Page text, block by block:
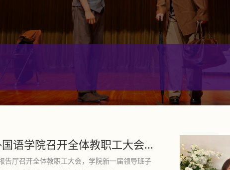
语学院召开全体教职工大会...
告厅召开全体教职工大会，学院新一届领导班子